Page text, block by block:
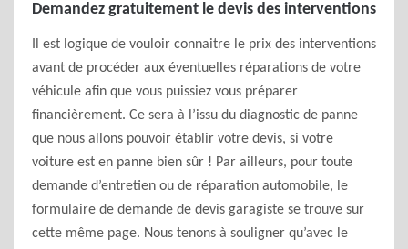
Demandez gratuitement le devis des interventions
Il est logique de vouloir connaitre le prix des interventions
avant de procéder aux éventuelles réparations de votre
véhicule afin que vous puissiez vous préparer
financièrement. Ce sera à l’issu du diagnostic de panne
que nous allons pouvoir établir votre devis, si votre
voiture est en panne bien sûr ! Par ailleurs, pour toute
demande d’entretien ou de réparation automobile, le
formulaire de demande de devis garagiste se trouve sur
cette même page. Nous tenons à souligner qu’avec le